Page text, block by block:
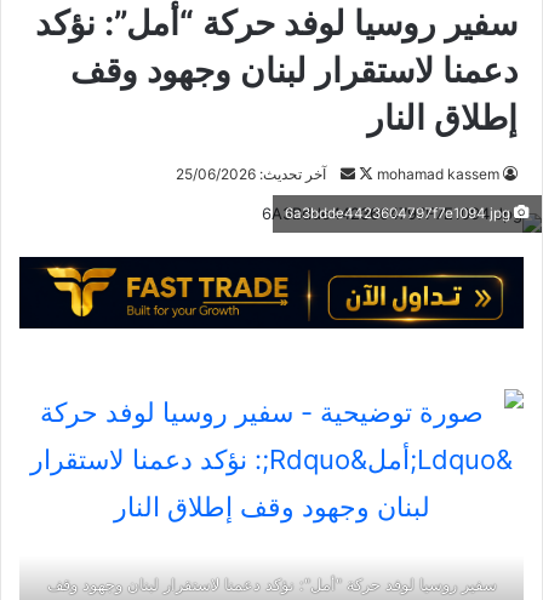
سفير روسيا لوفد حركة “أمل”: نؤكد
دعمنا لاستقرار لبنان وجهود وقف
إطلاق النار
mohamad kassem
تابع
على
X
أرسل
بريدا
إلكترونيا
آخر تحديث: 25/06/2026
6a3bdde4423604797f7e1094 jpg
سفير روسيا لوفد حركة "أمل": نؤكد دعمنا لاستقرار لبنان وجهود وقف